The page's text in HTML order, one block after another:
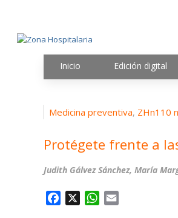
Inicio Edición digital
Medicina preventiva, ZHn110
Protégete frente a
Judith Gálvez Sánchez, María
W